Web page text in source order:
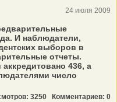
24 июля 2009
И наблюдатели,
выборов в
отчеты.
436, а
число
3250 Комментариев: 0